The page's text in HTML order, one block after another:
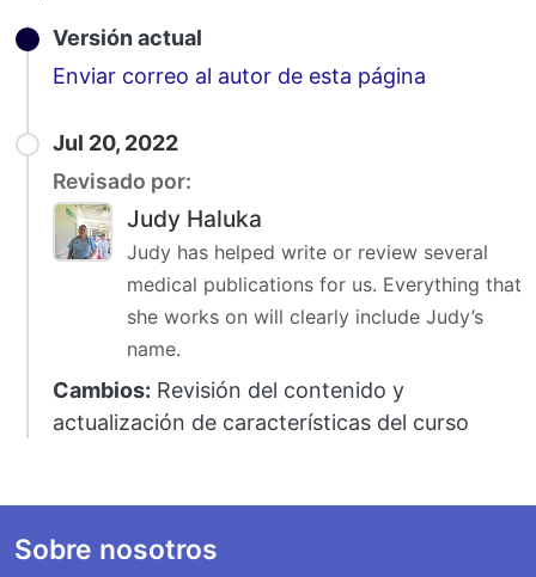
Versión actual
Enviar correo al autor de esta página
Jul 20, 2022
Revisado por:
Judy Haluka
Judy has helped write or review several
medical publications for us. Everything that
she works on will clearly include Judy’s
name.
Cambios: Revisión del contenido y
actualización de características del curso
Footer
Sobre nosotros